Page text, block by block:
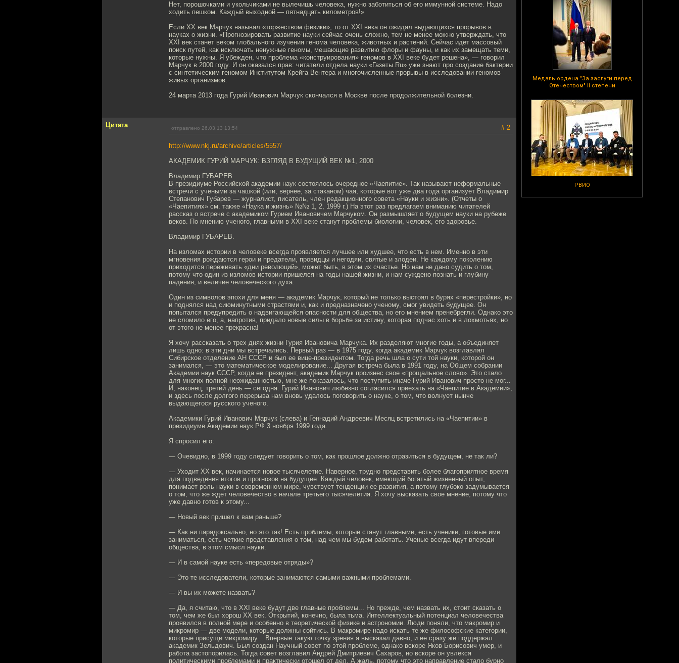
Медаль ордена "За заслуги перед
Отечеством" II степени
РВИО
Нет, порошочками и укольчиками не вылечишь человека, нужно заботиться об его иммунной системе. Надо
ходить пешком. Каждый выходной — пятнадцать километров!»
Если XX век Марчук называл «торжеством физики», то от XXI века он ожидал выдающихся прорывов в
науках о жизни. «Прогнозировать развитие науки сейчас очень сложно, тем не менее можно утверждать, что
XXI век станет веком глобального изучения генома человека, животных и растений. Сейчас идет массовый
поиск путей, как исключать ненужные геномы, мешающие развитию флоры и фауны, и как их замещать теми,
которые нужны. Я убежден, что проблема «конструирования» геномов в XXI веке будет решена», — говорил
Марчук в 2000 году. И он оказался прав: читатели отдела науки «Газеты.Ru» уже знают про создание бактерии
с синтетическим геномом Институтом Крейга Вентера и многочисленные прорывы в исследовании геномов
живых организмов.
24 марта 2013 года Гурий Иванович Марчук скончался в Москве после продолжительной болезни.
Цитата отправлено 26.03.13 13:54 # 2
http://www.nkj.ru/archive/articles/5557/
АКАДЕМИК ГУРИЙ МАРЧУК: ВЗГЛЯД В БУДУЩИЙ ВЕК №1, 2000
Владимир ГУБАРЕВ
В президиуме Российской академии наук состоялось очередное «Чаепитие». Так называют неформальные
встречи с учеными за чашкой (или, вернее, за стаканом) чая, которые вот уже два года организует Владимир
Степанович Губарев — журналист, писатель, член редакционного совета «Науки и жизни». (Отчеты о
«Чаепитиях» см. также «Наука и жизнь» №№ 1, 2, 1999 г.) На этот раз предлагаем вниманию читателей
рассказ о встрече с академиком Гурием Ивановичем Марчуком. Он размышляет о будущем науки на рубеже
веков. По мнению ученого, главными в XXI веке станут проблемы биологии, человек, его здоровье.
Владимир ГУБАРЕВ.
Нa изломах истории в человеке всегда проявляется лучшее или худшее, что есть в нем. Именно в эти
мгновения рождаются герои и предатели, провидцы и негодяи, святые и злодеи. Не каждому поколению
приходится переживать «дни революций», может быть, в этом их счастье. Но нам не дано судить о том,
потому что один из изломов истории пришелся на годы нашей жизни, и нам суждено познать и глубину
падения, и величие человеческого духа.
Один из символов эпохи для меня — академик Марчук, который не только выстоял в бурях «перестройки», но
и поднялся над сиюминутными страстями и, как и предназначено ученому, смог увидеть будущее. Он
попытался предупредить о надвигающейся опасности для общества, но его мнением пренебрегли. Однако это
не сломило его, а, напротив, придало новые силы в борьбе за истину, которая подчас хоть и в лохмотьях, но
от этого не менее прекрасна!
Я хочу рассказать о трех днях жизни Гурия Ивановича Марчука. Их разделяют многие годы, а объединяет
лишь одно: в эти дни мы встречались. Первый раз — в 1975 году, когда академик Марчук возглавлял
Сибирское отделение АН СССР и был ее вице-президентом. Тогда речь шла о сути той науки, которой он
занимался, — это математическое моделирование... Другая встреча была в 1991 году, на Общем собрании
Академии наук СССР, когда ее президент, академик Марчук произнес свое «прощальное слово». Это стало
для многих полной неожиданностью, мне же показалось, что поступить иначе Гурий Иванович просто не мог...
И, наконец, третий день — сегодня. Гурий Иванович любезно согласился приехать на «Чаепитие в Академии»,
и здесь после долгого перерыва нам вновь удалось поговорить о науке, о том, что волнует нынче
выдающегося русского ученого.
Академики Гурий Иванович Марчук (слева) и Геннадий Андреевич Месяц встретились на «Чаепитии» в
президиуме Академии наук РФ 3 ноября 1999 года.
Я спросил его:
— Очевидно, в 1999 году следует говорить о том, как прошлое должно отразиться в будущем, не так ли?
— Уходит XX век, начинается новое тысячелетие. Наверное, трудно представить более благоприятное время
для подведения итогов и прогнозов на будущее. Каждый человек, имеющий богатый жизненный опыт,
понимает роль науки в современном мире, чувствует тенденции ее развития, а потому глубоко задумывается
о том, что же ждет человечество в начале третьего тысячелетия. Я хочу высказать свое мнение, потому что
уже давно готов к этому...
— Новый век пришел к вам раньше?
— Как ни парадоксально, но это так! Есть проблемы, которые станут главными, есть ученики, готовые ими
заниматься, есть четкие представления о том, над чем мы будем работать. Ученые всегда идут впереди
общества, в этом смысл науки.
— И в самой науке есть «передовые отряды»?
— Это те исследователи, которые занимаются самыми важными проблемами.
— И вы их можете назвать?
— Да, я считаю, что в XXI веке будут две главные проблемы... Но прежде, чем назвать их, стоит сказать о
том, чем же был хорош XX век. Открытий, конечно, была тьма. Интеллектуальный потенциал человечества
проявился в полной мере и особенно в теоретической физике и астрономии. Люди поняли, что макромир и
микромир — две модели, которые должны сойтись. В макромире надо искать те же философские категории,
которые присущи микромиру... Впервые такую точку зрения я высказал давно, и ее сразу же поддержал
академик Зельдович. Был создан Научный совет по этой проблеме, однако вскоре Яков Борисович умер, и
работа застопорилась. Тогда совет возглавил Андрей Дмитриевич Сахаров, но вскоре он увлекся
политическими проблемами и практически отошел от дел. А жаль, потому что это направление стало бурно